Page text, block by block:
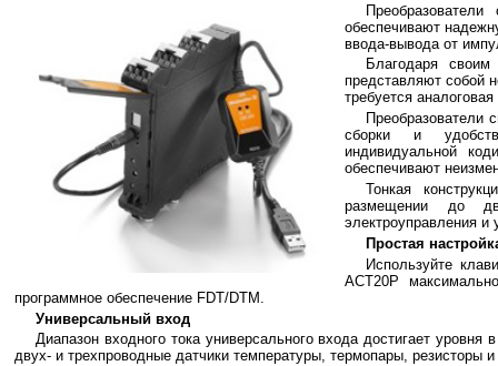
обеспечивают
ввода-вывода от
Благодаря своим
представляют собой
требуется
Преобразователи
сборки и
индивидуальной
обеспечивают
Тонкая
размещении до
электроуправления и
Простая
Используйте
ACT20P
программное обеспечение FDT/DTM.
Универсальный вход
Диапазон входного тока универсального входа достигает
двух- и трехпроводные датчики температуры, термопары, резисторы